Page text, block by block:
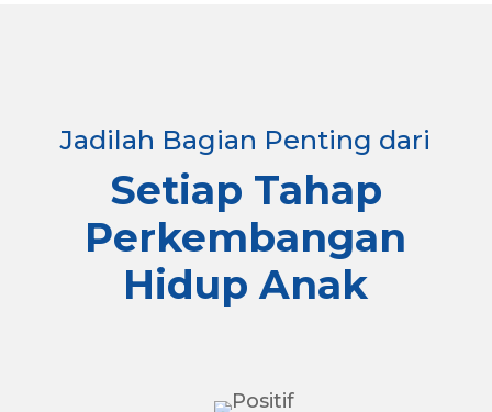
Jadilah Bagian Penting dari
Setiap Tahap
Perkembangan
Hidup Anak